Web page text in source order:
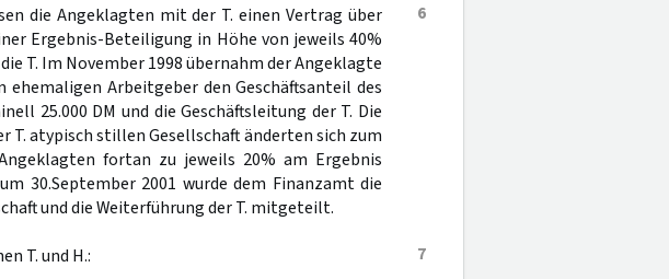
6
die Angeklagten mit der T. einen Vertrag über
Ergebnis-Beteiligung in Höhe von jeweils 40%
T. Im November 1998 übernahm der Angeklagte
ehemaligen Arbeitgeber den Geschäftsanteil des
25.000 DM und die Geschäftsleitung der T. Die
T. atypisch stillen Gesellschaft änderten sich zum
fortan zu jeweils 20% am Ergebnis
30.September 2001 wurde dem Finanzamt die
und die Weiterführung der T. mitgeteilt.
7
T. und H.: